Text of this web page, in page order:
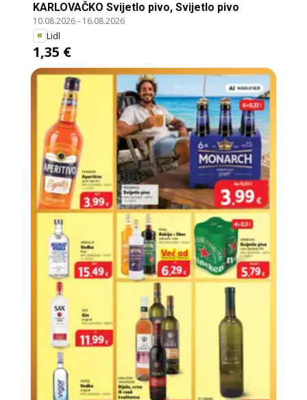
KARLOVAČKO Svijetlo pivo, Svijetlo pivo
10.08.2026- 16.08.2026
Lidl
1,35 €